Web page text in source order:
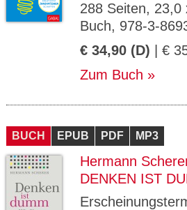
288 Seiten, 23,0
Buch, 978-3-
€ 34,90 (D) | €
Zum Buch
BUCH EPUB PDF MP3
Hermann
DENKEN IST